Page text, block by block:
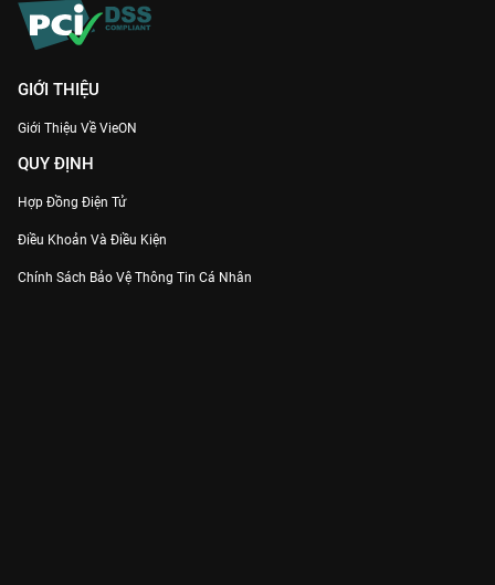
GIỚI THIỆU
Giới Thiệu Về VieON
QUY ĐỊNH
Hợp Đồng Điện Tử
Điều Khoản Và Điều Kiện
Chính Sách Bảo Vệ Thông Tin Cá Nhân